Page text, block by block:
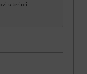
ulteriori